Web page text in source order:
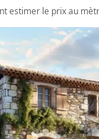
estimer le prix au